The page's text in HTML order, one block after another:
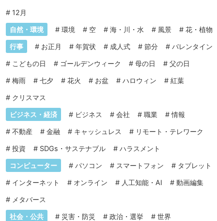
# 12月
自然・環境 # 環境 # 空 # 海・川・水 # 風景 # 花・植物
行事 # お正月 # 年賀状 # 成人式 # 節分 # バレンタイン
# こどもの日 # ゴールデンウィーク # 母の日 # 父の日
# 梅雨 # 七夕 # 花火 # お盆 # ハロウィン # 紅葉
# クリスマス
ビジネス・経済 # ビジネス # 会社 # 職業 #情報
# 不動産 # 金融 # キャッシュレス # リモート・テレワーク
# 投資 # SDGs・サステナブル # ハラスメント
コンピューター # パソコン # スマートフォン # タブレット
# インターネット # オンライン # 人工知能・AI # 動画編集
# メタバース
社会・公共 # 災害・防災 # 政治・選挙 # 世界